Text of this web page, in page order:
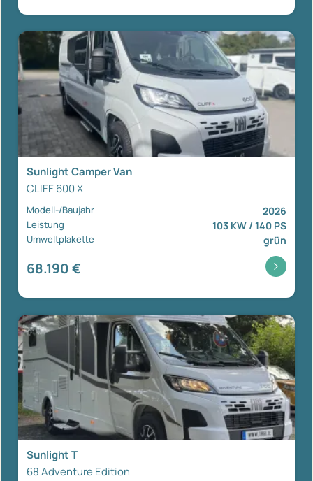
Sunlight Camper Van
CLIFF 600 X
Modell-/Baujahr 2026
Leistung 103 KW / 140 PS
Umweltplakette grün
68.190 €
Sunlight T
68 Adventure Edition